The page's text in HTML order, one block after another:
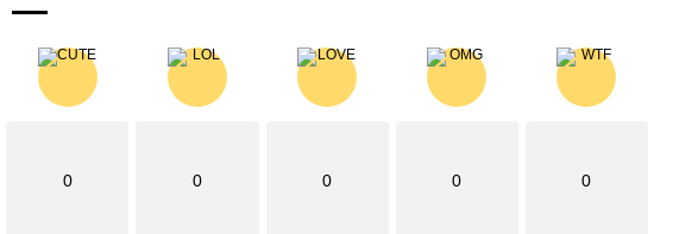
0 0 0 0 0